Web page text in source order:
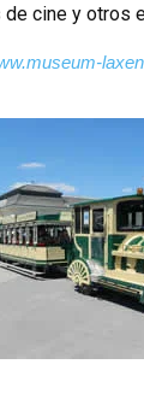
de cine y otros